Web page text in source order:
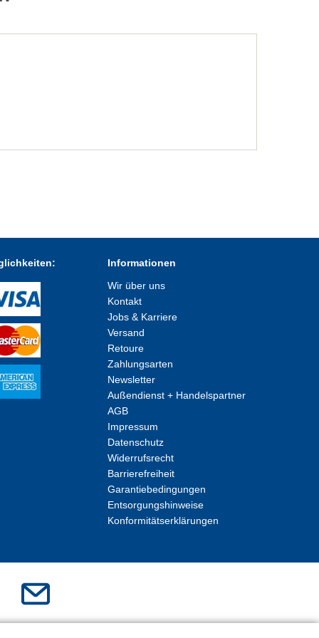
Informationen
Wir über uns
Kontakt
Jobs & Karriere
Versand
Retoure
Zahlungsarten
Newsletter
Außendienst + Handelspartner
AGB
Impressum
Datenschutz
Widerrufsrecht
Barrierefreiheit
Garantiebedingungen
Entsorgungshinweise
Konformitätserklärungen